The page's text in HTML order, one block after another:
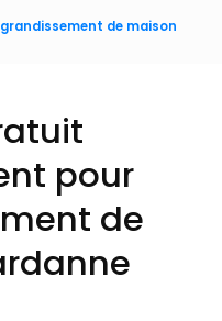
de maison
pour
de